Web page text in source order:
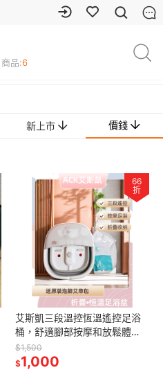
商品:6
新上市 價錢
66
折
艾斯凱三段溫控恆溫遙控足浴
桶，舒適腳部按摩和放鬆體
驗，安檢合格，投保產品責任
險
$1,500
$1,000